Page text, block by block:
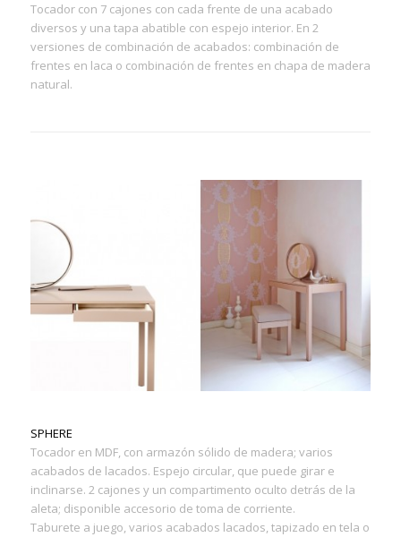
Tocador con 7 cajones con cada frente de una acabado
diversos y una tapa abatible con espejo interior. En 2
versiones de combinación de acabados: combinación de
frentes en laca o combinación de frentes en chapa de madera
natural.
SPHERE
Tocador en MDF, con armazón sólido de madera; varios
acabados de lacados. Espejo circular, que puede girar e
inclinarse. 2 cajones y un compartimento oculto detrás de la
aleta; disponible accesorio de toma de corriente.
Taburete a juego, varios acabados lacados, tapizado en tela o